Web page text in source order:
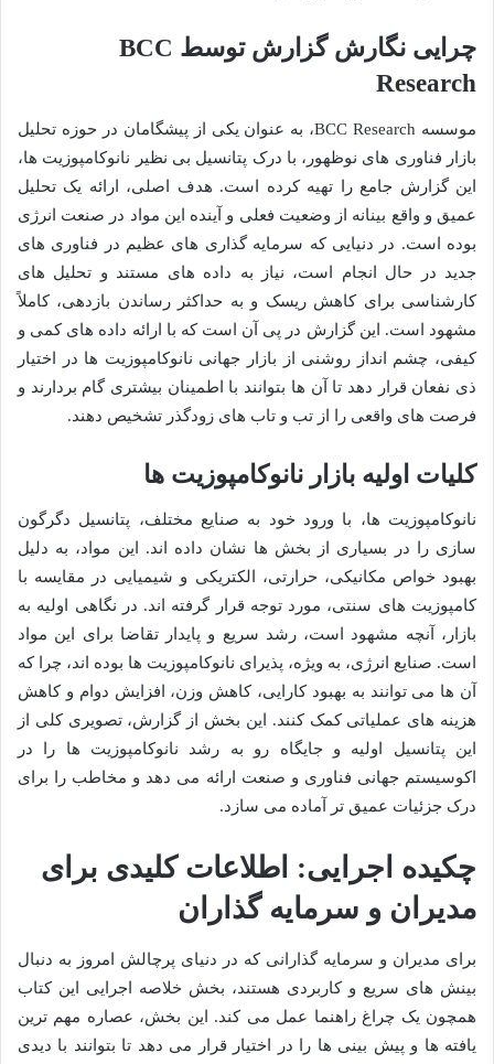
چرایی نگارش گزارش توسط BCC
Research
موسسه BCC Research، به عنوان یکی از پیشگامان در حوزه تحلیل
بازار فناوری های نوظهور، با درک پتانسیل بی نظیر نانوکامپوزیت ها،
این گزارش جامع را تهیه کرده است. هدف اصلی، ارائه یک تحلیل
عمیق و واقع بینانه از وضعیت فعلی و آینده این مواد در صنعت انرژی
بوده است. در دنیایی که سرمایه گذاری های عظیم در فناوری های
جدید در حال انجام است، نیاز به داده های مستند و تحلیل های
کارشناسی برای کاهش ریسک و به حداکثر رساندن بازدهی، کاملاً
مشهود است. این گزارش در پی آن است که با ارائه داده های کمی و
کیفی، چشم انداز روشنی از بازار جهانی نانوکامپوزیت ها در اختیار
ذی نفعان قرار دهد تا آن ها بتوانند با اطمینان بیشتری گام بردارند و
فرصت های واقعی را از تب و تاب های زودگذر تشخیص دهند.
کلیات اولیه بازار نانوکامپوزیت ها
نانوکامپوزیت ها، با ورود خود به صنایع مختلف، پتانسیل دگرگون
سازی را در بسیاری از بخش ها نشان داده اند. این مواد، به دلیل
بهبود خواص مکانیکی، حرارتی، الکتریکی و شیمیایی در مقایسه با
کامپوزیت های سنتی، مورد توجه قرار گرفته اند. در نگاهی اولیه به
بازار، آنچه مشهود است، رشد سریع و پایدار تقاضا برای این مواد
است. صنایع انرژی، به ویژه، پذیرای نانوکامپوزیت ها بوده اند، چرا که
آن ها می توانند به بهبود کارایی، کاهش وزن، افزایش دوام و کاهش
هزینه های عملیاتی کمک کنند. این بخش از گزارش، تصویری کلی از
این پتانسیل اولیه و جایگاه رو به رشد نانوکامپوزیت ها را در
اکوسیستم جهانی فناوری و صنعت ارائه می دهد و مخاطب را برای
درک جزئیات عمیق تر آماده می سازد.
چکیده اجرایی: اطلاعات کلیدی برای
مدیران و سرمایه گذاران
برای مدیران و سرمایه گذارانی که در دنیای پرچالش امروز به دنبال
بینش های سریع و کاربردی هستند، بخش خلاصه اجرایی این کتاب
همچون یک چراغ راهنما عمل می کند. این بخش، عصاره مهم ترین
یافته ها و پیش بینی ها را در اختیار قرار می دهد تا بتوانند با دیدی